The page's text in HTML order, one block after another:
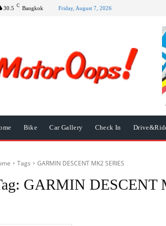
30.5 C Bangkok Friday, August 7, 2026
Bike Car Gallery Check In
Tags GARMIN DESCENT MK2 SERIES
GARMIN DESCENT